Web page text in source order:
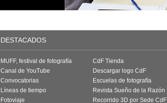
DESTACADOS
MUFF, festival de fotografía
Canal de YouTube
Convocatorias
Líneas de tiempo
Fotoviaje
CdF Tienda
Descargar logo CdF
Escuelas de fotografía
Revista Sueño de la Razón
Recorrido 3D por Sede CdF